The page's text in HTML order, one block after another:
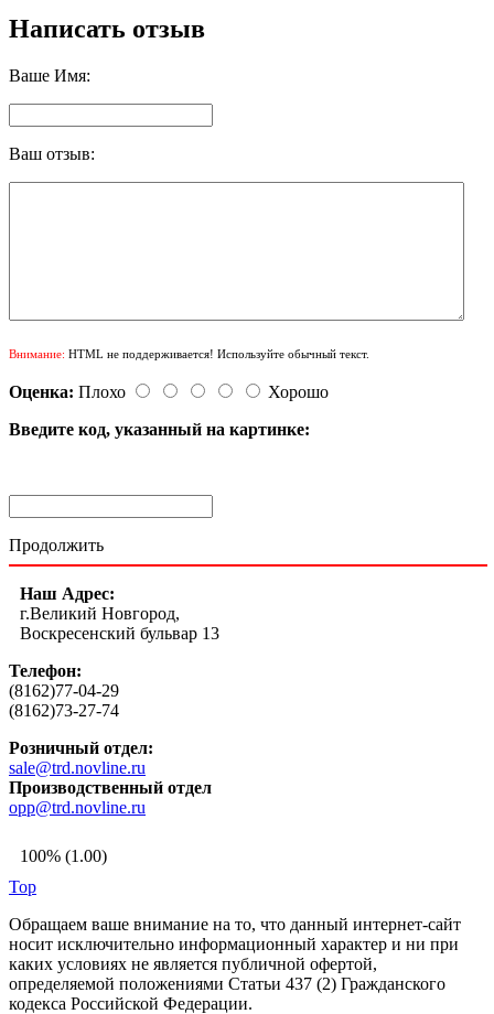
Написать отзыв
Ваше Имя:
Ваш отзыв:
Внимание: HTML не поддерживается! Используйте обычный текст.
Оценка: Плохо
Хорошо
Введите код, указанный на картинке:
Продолжить
Наш Адрес:
г.Великий Новгород,
Воскресенский бульвар 13
Телефон:
(8162)77-04-29
(8162)73-27-74
Розничный отдел:
sale@trd.novline.ru
Производственный отдел
opp@trd.novline.ru
100% (1.00)
Top
Обращаем ваше внимание на то, что данный интернет-сайт
носит исключительно информационный характер и ни при
каких условиях не является публичной офертой,
определяемой положениями Статьи 437 (2) Гражданского
кодекса Российской Федерации.